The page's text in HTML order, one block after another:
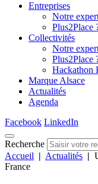
Entreprises
Notre
Plus2Place
Collectivités
Notre
Plus2Place
Hackathon
Marque Alsace
Actualités
Agenda
Facebook LinkedIn
Recherche
Accueil | Actualités |
France